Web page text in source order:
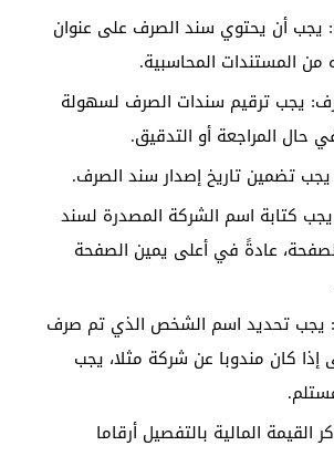
يجب أن يحتوي سند الصرف على عنوان
من المستندات المحاسبية.
يجب ترقيم سندات الصرف لسهولة
حال المراجعة أو التدقيق.
يجب تضمين تاريخ إصدار سند الصرف.
كتابة اسم الشركة المصدرة لسند
عادةً في أعلى يمين الصفحة
يجب تحديد اسم الشخص الذي تم صرف
إذا كان مندوبا عن شركة مثلا، يجب
القيمة المالية بالتفصيل أرقاما